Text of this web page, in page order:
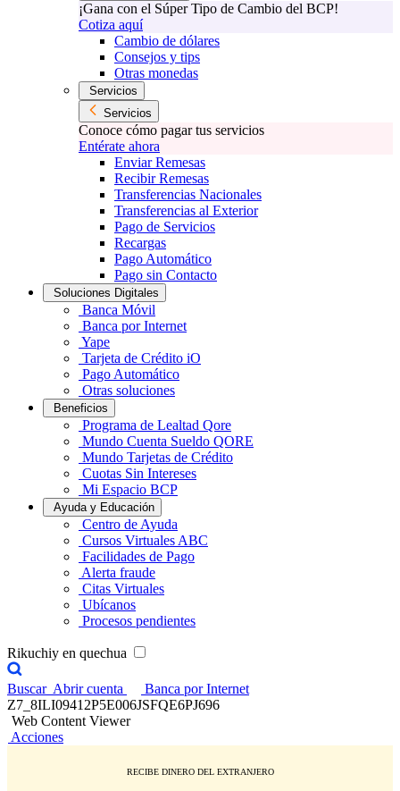
¡Gana con el Súper Tipo de Cambio del BCP!
Cotiza aquí
Cambio de dólares
Consejos y tips
Otras monedas
Servicios
Servicios
Conoce cómo pagar tus servicios
Entérate ahora
Enviar Remesas
Recibir Remesas
Transferencias Nacionales
Transferencias al Exterior
Pago de Servicios
Recargas
Pago Automático
Pago sin Contacto
Soluciones Digitales
Banca Móvil
Banca por Internet
Yape
Tarjeta de Crédito iO
Pago Automático
Otras soluciones
Beneficios
Programa de Lealtad Qore
Mundo Cuenta Sueldo QORE
Mundo Tarjetas de Crédito
Cuotas Sin Intereses
Mi Espacio BCP
Ayuda y Educación
Centro de Ayuda
Cursos Virtuales ABC
Facilidades de Pago
Alerta fraude
Citas Virtuales
Ubícanos
Procesos pendientes
Rikuchiy en quechua
Buscar Abrir cuenta
Banca por Internet
Z7_8ILI09412P5E006JSFQE6PJ696
Web Content Viewer
Acciones
RECIBE DINERO DEL EXTRANJERO